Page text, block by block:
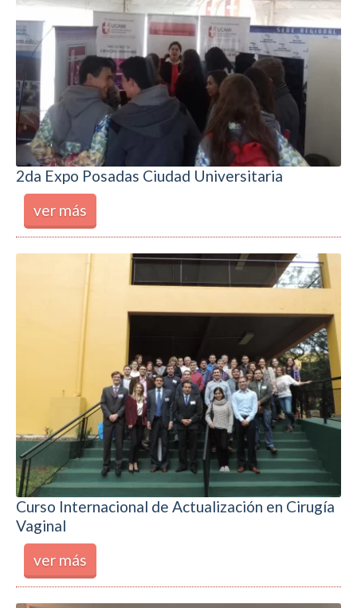
2da Expo Posadas Ciudad Universitaria
ver más
Curso Internacional de Actualización en Cirugía
Vaginal
ver más